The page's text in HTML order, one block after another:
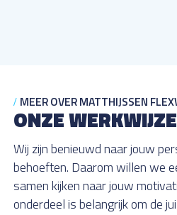
MEER OVER MATTHIJSSEN
ONZE WERKWIJZE
Wij zijn benieuwd naar jouw
behoeften. Daarom willen we
samen kijken naar jouw
onderdeel is belangrijk om de